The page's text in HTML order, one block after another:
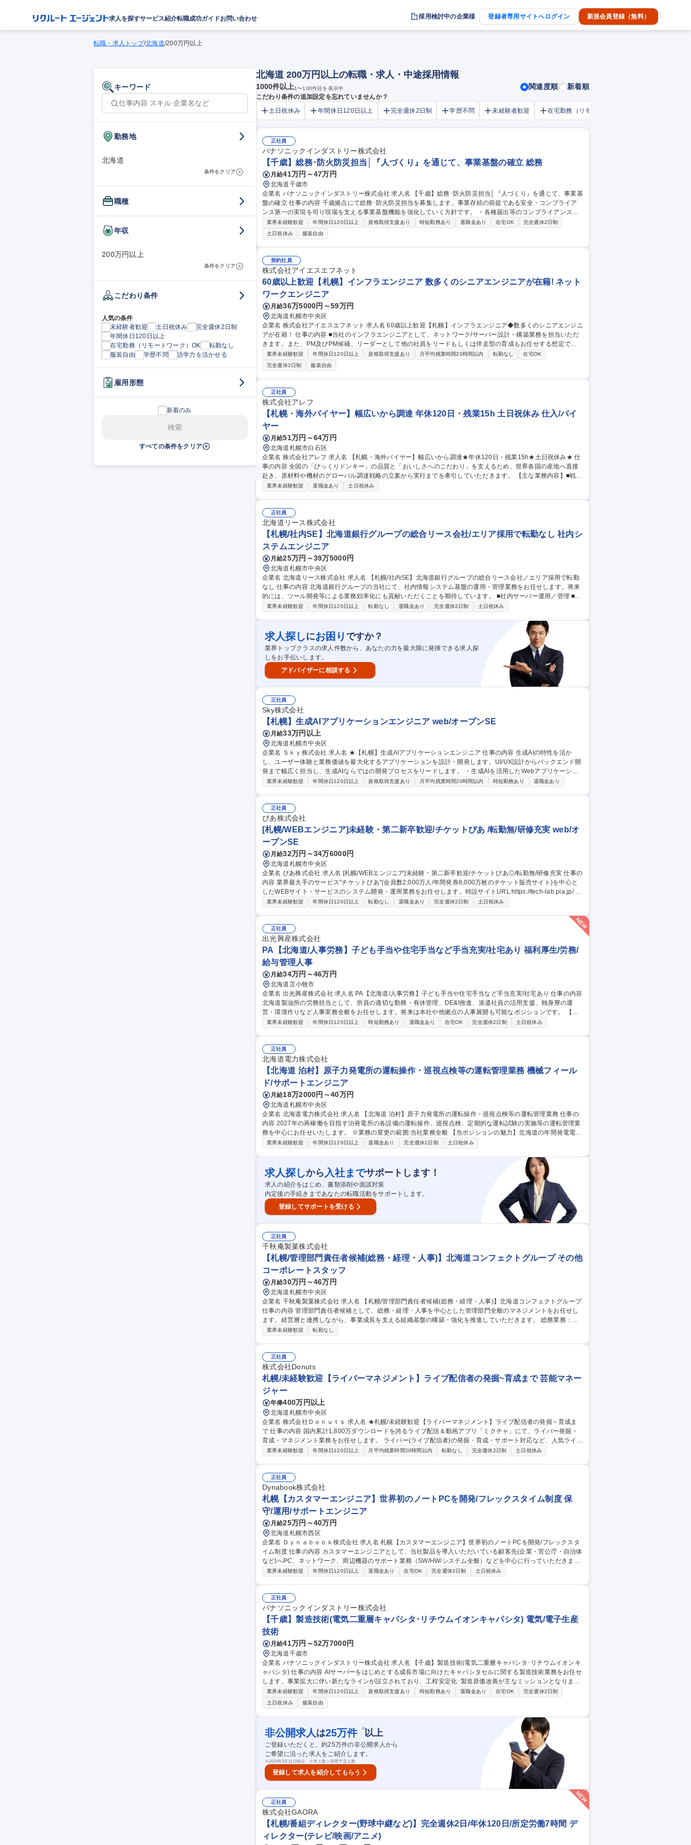
求人を探すサービス紹介転職成功ガイドお問い合わせ 採用検討中の企業様 登録者専用サイトへログイン 新規会員登録（無料）
転職・求人トップ/北海道/200万円以上
キーワード
勤務地
北海道
条件をクリア
職種
年収
200万円以上
条件をクリア
こだわり条件
人気の条件
未経験者歓迎
土日祝休み
完全週休2日制
年間休日120日以上
在宅勤務（リモートワーク）OK
転勤なし
服装自由
学歴不問 語学力を活かせる
雇用形態
新着のみ
検索
すべての条件をクリア
北海道 200万円以上の転職・求人・中途採用情報
1000件以上1〜100件目を表示中 関連度順 新着順
こだわり条件の追加設定を忘れていませんか？
土日祝休み
年間休日120日以上 完全週休2日制 学歴不問 未経験者歓迎 在宅勤務（リモートワーク）OK
正社員
パナソニックインダストリー株式会社
【千歳】総務･防火防災担当│『人づくり』を通じて、事業基盤の確立 総務
月給41万円～47万円
北海道千歳市
企業名 パナソニックインダストリー株式会社 求人名 【千歳】総務･防火防災担当│『人づくり』を通じて、事業基
盤の確立 仕事の内容 千歳拠点にて総務･防火防災担当を募集します。事業存続の前提である安全・コンプライア
ンス第一の実現を司り現場を支える事業基盤機能を強化していく方針です。 ・各種届出等のコンプライアンス強
化に向け行政との連携、届出管理を徹底する（消防法、危険物/毒劇物、建築法、公害防止（水質、大気）等））
・拠点総務機能のあり方検討?および推進 ・事業環境、職場環境の変化に対応した職場環境改善 ・地域、行政と
の連携強化、社会貢献等 ・総務機能にリンクした人材育成計画の立案/育成（防火、危険物管理等） 募集職種
【千歳】総務･防火防災担当│『人づくり』を通じて、事業基盤の確立
業界未経験歓迎 年間休日120日以上 資格取得支援あり 時短勤務あり 退職金あり 在宅OK
完全週休2日制
土日祝休み
服装自由
契約社員
株式会社アイエスエフネット
60歳以上歓迎【札幌】インフラエンジニア 数多くのシニアエンジニアが在籍! ネット
ワークエンジニア
月給36万5000円～59万円
北海道札幌市中央区
企業名 株式会社アイエスエフネット 求人名 60歳以上歓迎【札幌】インフラエンジニア◆数多くのシニアエンジニ
アが在籍！ 仕事の内容 ■当社のインフラエンジニアとして、ネットワーク/サーバー設計・構築業務を担当いただ
きます。また、PM及びPM候補、リーダーとして他の社員をリードもしくは伴走型の育成もお任せする想定で
す。 ■次世代メンバーとチームを組み、豊富な知識や技術を次世代へ繋げることができます。 募集職種 60歳以上
歓迎【札幌】インフラエンジニア◆数多くのシニアエンジニアが在籍！
業界未経験歓迎 年間休日120日以上 資格取得支援あり 月平均残業時間20時間以内 転勤なし
在宅OK
完全週休2日制
服装自由
正社員
株式会社アレフ
【札幌・海外バイヤー】幅広いから調達 年休120日・残業15h 土日祝休み 仕入/バイ
ヤー
月給51万円～64万円
北海道札幌市白石区
企業名 株式会社アレフ 求人名 【札幌・海外バイヤー】幅広いから調達★年休120日・残業15h★土日祝休み★ 仕
事の内容 全国の「びっくりドンキー」の品質と「おいしさへのこだわり」を支えるため、世界各国の産地へ直接
赴き、原材料や機材のグローバル調達戦略の立案から実行までを牽引していただきます。 【主な業務内容】■戦略
的ソーシング： 南米のコーヒー豆や欧州の醸造原料等の新規開拓、最適な調達ルート設計■トップネゴシエーショ
管理戦略のディレクション 募集職種 【札幌・海外バイヤー】幅広いから調達★年休120日・残業15h★土日祝休
み★
業界未経験歓迎 退職金あり 土日祝休み
正社員
北海道リース株式会社
【札幌/社内SE】北海道銀行グループの総合リース会社/エリア採用で転勤なし 社内シ
ステムエンジニア
月給25万円～39万5000円
北海道札幌市中央区
企業名 北海道リース株式会社 求人名 【札幌/社内SE】北海道銀行グループの総合リース会社／エリア採用で転勤
なし 仕事の内容 北海道銀行グループの当社にて、社内情報システム基盤の運用・管理業務をお任せします。将来
的には、ツール開発等による業務効率化にも貢献いただくことを期待しています。 ■社内サーバー運用／管理 ■社
内PC運用／管理 ■社内ネットワーク運用／管理 ■クラウドシステム運用／管理 ■新規システム導入に関する選定
業界未経験歓迎 年間休日120日以上 転勤なし 退職金あり 完全週休2日制 土日祝休み
求人探しにお困り ですか？
業界トップクラスの求人件数から、あなたの力を最大限に発揮できる求人探
しをお手伝いします。
アドバイザーに相談する
正社員
Sky株式会社
【札幌】生成AIアプリケーションエンジニア web/オープンSE
月給33万円以上
北海道札幌市中央区
企業名 Ｓｋｙ株式会社 求人名 ★【札幌】生成AIアプリケーションエンジニア 仕事の内容 生成AIの特性を活か
し、ユーザー体験と業務価値を最大化するアプリケーションを設計・開発します。UI/UX設計からバックエンド開
発まで幅広く担当し、生成AIならではの開発プロセスをリードします。 ・生成AIを活用したWebアプリケーショ
ンやAPIの設計・開発 ・プロンプト設計、RAG、LLM応答の精度評価などの生成AI技術の実装 ・ユーザー体験を
業界未経験歓迎 年間休日120日以上 資格取得支援あり 月平均残業時間20時間以内 時短勤務あり 退職金あり
正社員
ぴあ株式会社
[札幌/WEBエンジニア]未経験・第二新卒歓迎/チケットぴあ /転勤無/研修充実 web/オ
ープンSE
月給32万円～34万6000円
北海道札幌市中央区
企業名 ぴあ株式会社 求人名 [札幌/WEBエンジニア]未経験・第二新卒歓迎/チケットぴあ◎/転勤無/研修充実 仕事の
内容 業界最大手のサービス"チケットぴあ"(会員数2,000万人/年間発券8,000万枚のチケット販売サイト)を中心と
したWEBサイト・サービスのシステム開発・運用業務をお任せします。特設サイトURL:https://tech-lab.pia.jp/ 日
本のエンタメ業界を支えるチケット販売サイト「チケットぴあ」および関連サービスの開発・運用に携わりま
テスト、リリースなど) ■サービスを育てる保守運用業務(データ抽出や分析、トラブル対応、パフォーマンスチュ
業界未経験歓迎 年間休日120日以上 転勤なし 退職金あり 完全週休2日制 土日祝休み
正社員
出光興産株式会社
PA【北海道/人事労務】子ども手当や住宅手当など手当充実/社宅あり 福利厚生/労務/
給与管理人事
月給34万円～46万円
北海道苫小牧市
企業名 出光興産株式会社 求人名 PA【北海道/人事労務】子ども手当や住宅手当など手当充実/社宅あり 仕事の内容
北海道製油所の労務担当として、所員の適切な勤務・有休管理、DE&I推進、派遣社員の活用支援、独身寮の運
営・環境作りなど人事実務全般をお任せします。将来は本社や他拠点の人事展開も可能なポジションです。 【詳
細】■労務管理：適切な勤務管理推進、有休取得促進■D&I推進：多様な個性を活かす理解浸透・教育■派遣社員管
業界未経験歓迎 年間休日120日以上 時短勤務あり 退職金あり 在宅OK 完全週休2日制 土日祝休み
正社員
北海道電力株式会社
【北海道 泊村】原子力発電所の運転操作・巡視点検等の運転管理業務 機械フィール
ド/サポートエンジニア
月給18万2000円～40万円
北海道札幌市中央区
企業名 北海道電力株式会社 求人名 【北海道 泊村】原子力発電所の運転操作・巡視点検等の運転管理業務 仕事の
内容 2027年の再稼働を目指す泊発電所の各設備の運転操作、巡視点検、定期的な運転試験の実施等の運転管理業
務を中心にお任せいたします。 ※業務の変更の範囲:当社業務全般 【当ポジションの魅力】北海道の年間発電電力
量の約４割を占める泊発電所の再稼働に携わることにより，北海道の発展につながる「電力の安定供給」や脱炭
のキャリアプラン】業務を通じて工事管理や設備の保守管理に係るスキル全般を磨くとともに，原子力発電全般
の知識，泊発電所のルール等を習得していただきます。 募集職種 【北海道 泊村】原子力発電所の運転操作・巡視
点検等の運転管理業務
業界未経験歓迎 年間休日120日以上 退職金あり 完全週休2日制 土日祝休み
求人探しから 入社までサポートします！
求人の紹介をはじめ、書類添削や面談対策
内定後の手続きまであなたの転職活動をサポートします。
登録してサポートを受ける
正社員
千秋庵製菓株式会社
【札幌/管理部門責任者候補(総務・経理・人事)】北海道コンフェクトグループ その他
コーポレートスタッフ
月給30万円～46万円
北海道札幌市中央区
企業名 千秋庵製菓株式会社 求人名 【札幌/管理部門責任者候補(総務・経理・人事)】北海道コンフェクトグループ
仕事の内容 管理部門責任者候補として、総務・経理・人事を中心とした管理部門全般のマネジメントをお任せし
ます。経営層と連携しながら、事業成長を支える組織基盤の構築・強化を推進していただきます。 総務業務：総
務業務社内規程・契約書管理、株主総会・取締役会運営、設備・備品管理 経理：月次・年次決算、予算策定、予
広く携わっていただきます。 募集職種 【札幌/管理部門責任者候補(総務・経理・人事)】北海道コンフェクトグル
ープ
業界未経験歓迎 転勤なし
正社員
株式会社Donuts
札幌/未経験歓迎【ライバーマネジメント】ライブ配信者の発掘~育成まで 芸能マネー
ジャー
年俸400万円以上
北海道札幌市中央区
企業名 株式会社Ｄｏｎｕｔｓ 求人名 ★札幌/未経験歓迎【ライバーマネジメント】ライブ配信者の発掘～育成ま
で 仕事の内容 国内累計1,800万ダウンロードを誇るライブ配信＆動画アプリ「ミクチャ」にて、ライバー発掘・
育成・マネジメント業務をお任せします。 ライバー(ライブ配信者)の発掘・育成・サポート対応など、人気ライバ
ー へと導くためのプロデュース＆マネジメント全般をお任せします。【業務内容】■ライバー発掘・契約：SNSや
決策の提案を行います ※適性に応じ、ライバーもしくは企業へのコンサルタント業務をお任します 募集職種 ★札
幌/未経験歓迎【ライバーマネジメント】ライブ配信者の発掘～育成まで
業界未経験歓迎 年間休日120日以上 月平均残業時間20時間以内 転勤なし 完全週休2日制 土日祝休み
正社員
Dynabook株式会社
札幌【カスタマーエンジニア】世界初のノートPCを開発/フレックスタイム制度 保
守/運用/サポートエンジニア
月給25万円～40万円
北海道札幌市西区
企業名 Ｄｙｎａｂｏｏｋ株式会社 求人名 札幌【カスタマーエンジニア】世界初のノートPCを開発/フレックスタ
イム制度 仕事の内容 カスタマーエンジニアとして、当社製品を導入いただいている顧客先(企業・官公庁・自治体
など)へPC、ネットワーク、周辺機器のサポート業務（SW/HW/システム全般）などを中心に行っていただきま
す。 ・当社が販売したPCの導入支援(マスター作成、キッティング、設置・展開作業等)および提案業務 ・ネット
業界未経験歓迎 年間休日120日以上 退職金あり 在宅OK 完全週休2日制 土日祝休み
正社員
パナソニックインダストリー株式会社
【千歳】製造技術(電気二重層キャパシタ･リチウムイオンキャパシタ) 電気/電子生産
技術
月給41万円～52万7000円
北海道千歳市
企業名 パナソニックインダストリー株式会社 求人名 【千歳】製造技術(電気二重層キャパシタ･リチウムイオンキ
ャパシタ) 仕事の内容 AIサーバーをはじめとする成長市場に向けたキャパシタセルに関する製造技術業務をお任せ
します。事業拡大に伴い新たなラインが設立されており、工程安定化･製造原価改善が主なミッションとなりま
す。 ・新製品で導入した新工法を既存製品へ展開 (設計/モノづくり高位平準化) ・生産実績/評価検討からデータ
分析を実施し、原価改善(材料/設備/労務)のアイテムの抽出&推進 ・既存品の材料EOL/BCP対応、及び製造原価活
動に関する社内外との折衝＆業務推進 ・現場/現物/現実の観点から製品不具合を解析し、関連部門との協議/対策
を実施することで品質向上/ロスコスト削減 募集職種 【千歳】製造技術(電気二重層キャパシタ･リチウムイオンキ
ャパシタ)
業界未経験歓迎 年間休日120日以上 資格取得支援あり 時短勤務あり 退職金あり 在宅OK
完全週休2日制
土日祝休み
服装自由
非公開求人 は25万件 ※以上
ご登録いただくと、約25万件の非公開求人から
ご希望に沿った求人をご紹介します。
※2026年3月31日時点 ※求人数＝採用予定人数
登録して求人を紹介してもらう
正社員
株式会社GAORA
【札幌/番組ディレクター(野球中継など)】完全週休2日/年休120日/所定労働7時間 デ
ィレクター(テレビ/映画/アニメ)